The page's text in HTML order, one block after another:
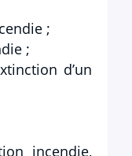
;
;
d’un
incendie,